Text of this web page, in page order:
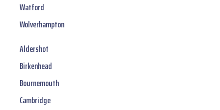
Watford
Wolverhampton
Aldershot
Birkenhead
Bournemouth
Cambridge